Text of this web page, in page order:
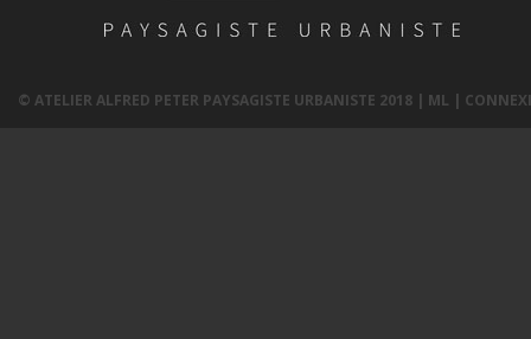
© ATELIER ALFRED PETER PAYSAGISTE URBANISTE 2018 | ML |